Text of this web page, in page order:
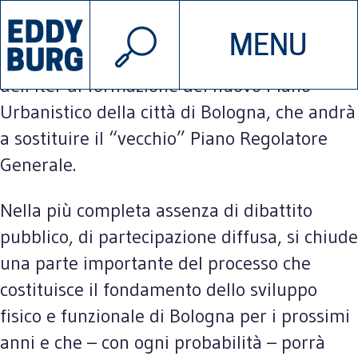
MENU
INIZIATIVE CHI SIAMO
SOSTIENICI CONTATTACI
© 2026 EDDYBURG
Tra poche settimane si chiuderà la prima
parte (la più complessa e determinante)
dell’iter di formazione del nuovo Piano
Urbanistico della città di Bologna, che andrà
a sostituire il “vecchio” Piano Regolatore
Generale.
Nella più completa assenza di dibattito
pubblico, di partecipazione diffusa, si chiude
una parte importante del processo che
costituisce il fondamento dello sviluppo
fisico e funzionale di Bologna per i prossimi
anni e che – con ogni probabilità – porrà